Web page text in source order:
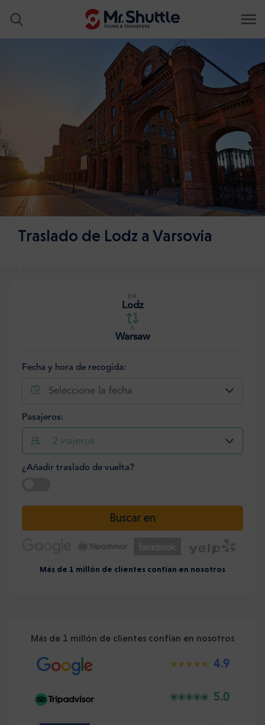
Traslado de Lodz a Varsovia
EN
Lodz
A
Warsaw
Fecha y hora de recogida:
Seleccione la fecha
Pasajeros:
2 viajeros
¿Añadir traslado de vuelta?
Buscar en
Más de 1 millón de clientes confían en nosotros
Más de 1 millón de clientes confían en nosotros
4.9
5.0